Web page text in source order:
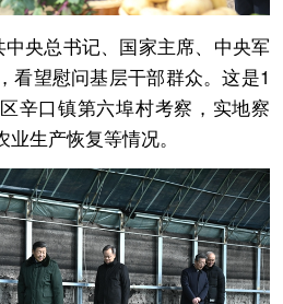
央总书记、国家主席、中央军
看望慰问基层干部群众。这是1
辛口镇第六埠村考察，实地察
生产恢复等情况。